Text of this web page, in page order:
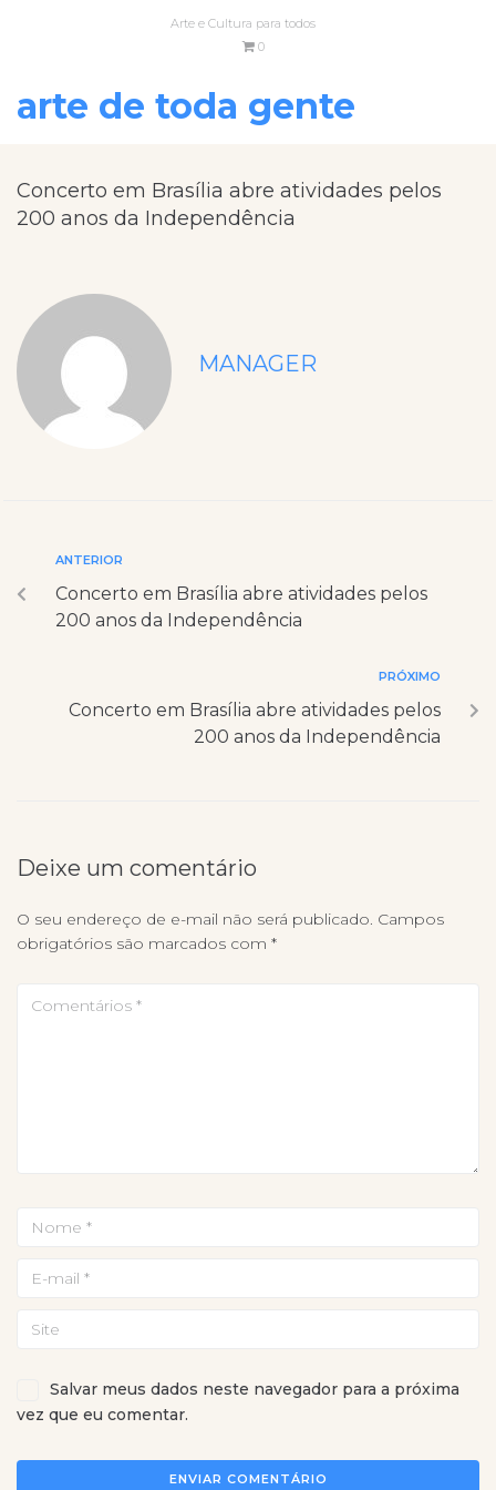
Arte e Cultura para todos
0
arte de toda gente
Concerto em Brasília abre atividades pelos
200 anos da Independência
MANAGER
ANTERIOR
Concerto em Brasília abre atividades pelos
200 anos da Independência
PRÓXIMO
Concerto em Brasília abre atividades pelos
200 anos da Independência
Deixe um comentário
O seu endereço de e-mail não será publicado. Campos
obrigatórios são marcados com *
Salvar meus dados neste navegador para a próxima
vez que eu comentar.